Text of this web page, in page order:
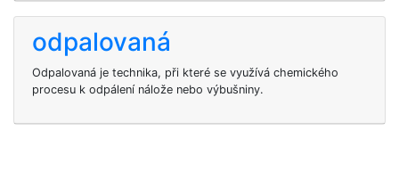
odpalovaná
Odpalovaná je technika, při které se využívá chemického
procesu k odpálení nálože nebo výbušniny.